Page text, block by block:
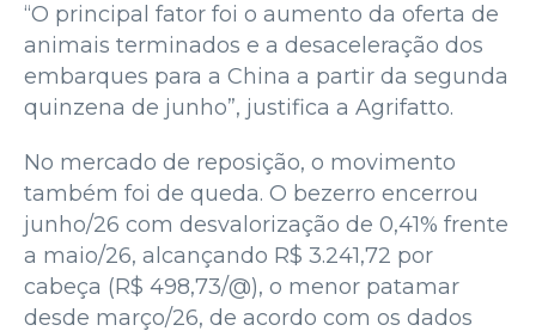
“O principal fator foi o aumento da oferta de
animais terminados e a desaceleração dos
embarques para a China a partir da segunda
quinzena de junho”, justifica a Agrifatto.
No mercado de reposição, o movimento
também foi de queda. O bezerro encerrou
junho/26 com desvalorização de 0,41% frente
a maio/26, alcançando R$ 3.241,72 por
cabeça (R$ 498,73/@), o menor patamar
desde março/26, de acordo com os dados